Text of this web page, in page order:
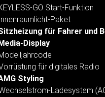
GO Start-Funktion
Paket
für Fahrer und
Display
für digitales Radio
Styling
Ladesystem